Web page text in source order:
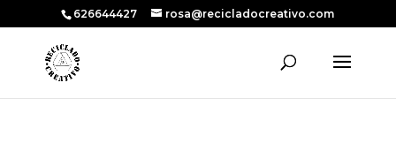
626644427 rosa@recicladocreativo.com